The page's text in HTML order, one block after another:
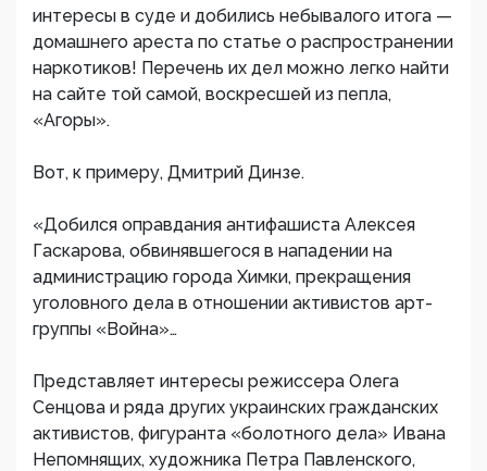
интересы в суде и добились небывалого итога —
домашнего ареста по статье о распространении
наркотиков! Перечень их дел можно легко найти
на сайте той самой, воскресшей из пепла,
«Агоры».
Вот, к примеру, Дмитрий Динзе.
«Добился оправдания антифашиста Алексея
Гаскарова, обвинявшегося в нападении на
администрацию города Химки, прекращения
уголовного дела в отношении активистов арт-
группы «Война»…
Представляет интересы режиссера Олега
Сенцова и ряда других украинских гражданских
активистов, фигуранта «болотного дела» Ивана
Непомнящих, художника Петра Павленского,